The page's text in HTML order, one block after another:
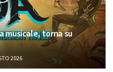
musicale, torna su
2026